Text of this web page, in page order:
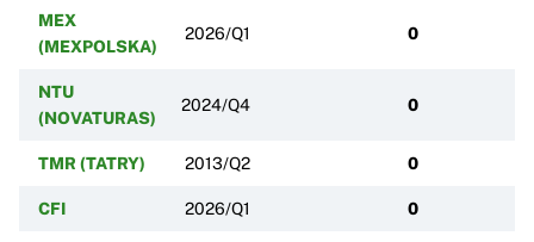
MEX
(MEXPOLSKA)
2026/Q1 0
NTU
(NOVATURAS)
2024/Q4 0
TMR (TATRY) 2013/Q2 0
CFI 2026/Q1 0